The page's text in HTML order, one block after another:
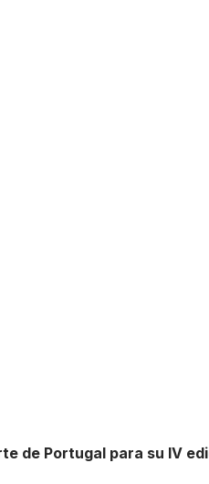
de Portugal para su IV